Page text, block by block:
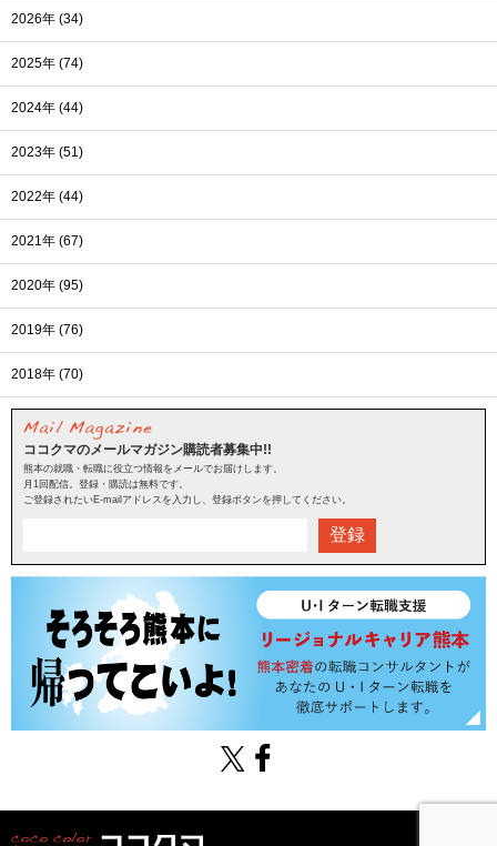
2026年 (34)
2025年 (74)
2024年 (44)
2023年 (51)
2022年 (44)
2021年 (67)
2020年 (95)
2019年 (76)
2018年 (70)
ココクマのメールマガジン購読者募集中!!
熊本の就職・転職に役立つ情報をメールでお届けします。
月1回配信。登録・購読は無料です。
ご登録されたいE-mailアドレスを入力し、登録ボタンを押してください。
登録